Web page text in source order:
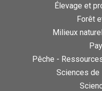
Élevage et
Forêt
Milieux
Pêche -
Sciences de